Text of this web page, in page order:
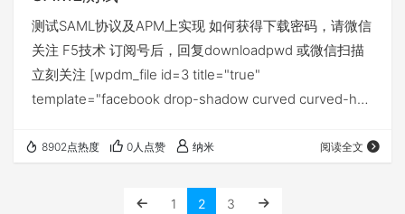
测试SAML协议及APM上实现 如何获得下载密码，请微信
关注 F5技术 订阅号后，回复downloadpwd 或微信扫描
立刻关注 [wpdm_file id=3 title="true"
template="facebook drop-shadow curved curved-hz-
8902点热度 0人点赞 纳米 阅读全文
1 2 3